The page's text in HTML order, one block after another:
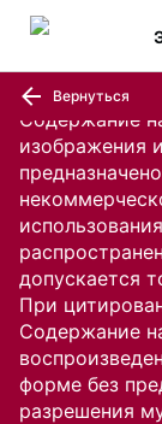
Содержание
изображения
допускается
При
Содержание
форме без
разрешения
Вернуться